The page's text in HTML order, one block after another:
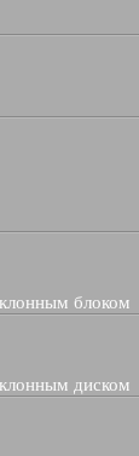
блоком
диском